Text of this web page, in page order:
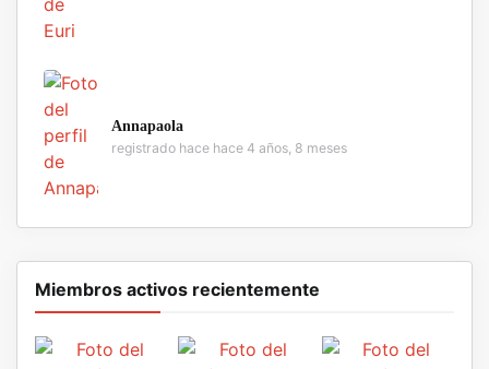
Annapaola
registrado hace hace 4 años, 8 meses
Miembros activos recientemente